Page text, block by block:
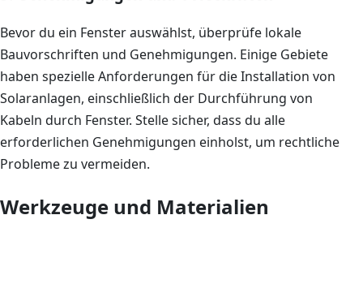
Bevor du ein Fenster auswählst, überprüfe lokale
Bauvorschriften und Genehmigungen. Einige Gebiete
haben spezielle Anforderungen für die Installation von
Solaranlagen, einschließlich der Durchführung von
Kabeln durch Fenster. Stelle sicher, dass du alle
erforderlichen Genehmigungen einholst, um rechtliche
Probleme zu vermeiden.
Werkzeuge und Materialien